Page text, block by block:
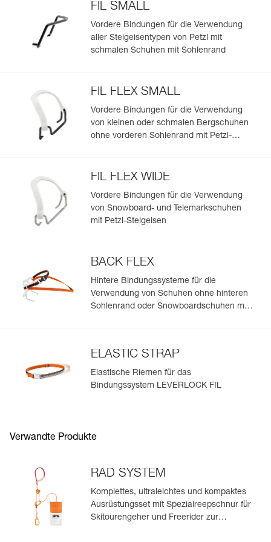
- ANTISNOW-System, um ungeachtet der Schneequalität
das Anstollen von Schnee unter den Steigeisen zu
reduzieren.
- LEVERLOCK UNIVERSEL-Bindungssystem, um sich
Volle Modularität dank ALPEN ADAPT System:
- Frontteile, Fersenteile, CORD-TEC-Reepschnüre und
Bindungssysteme können unabhängig voneinander
ausgewechselt werden,
- kompatibel mit allen vorderen Bindungen, um auf die
meisten Schuhe (mit vorderem Sohlenrand oder ohne) zu
passen: schmale, weiche, Telemark- oder
Snowboardschuhe etc.
FIL SMALL
Vordere Bindungen für die Verwendung
aller Steigeisentypen von Petzl mit
schmalen Schuhen mit Sohlenrand
FIL FLEX SMALL
Vordere Bindungen für die Verwendung
von kleinen oder schmalen Bergschuhen
ohne vorderen Sohlenrand mit Petzl-
FIL FLEX WIDE
Vordere Bindungen für die Verwendung
von Snowboard- und Telemarkschuhen
mit Petzl-Steigeisen
BACK FLEX
Hintere Bindungssysteme für die
Verwendung von Schuhen ohne hinteren
Sohlenrand oder Snowboardschuhen mit
ELASTIC STRAP
Elastische Riemen für das
Bindungssystem LEVERLOCK FIL
Verwandte Produkte
RAD SYSTEM
Komplettes, ultraleichtes und kompaktes
Ausrüstungsset mit Spezialreepschnur für
Skitourengeher und Freerider zur